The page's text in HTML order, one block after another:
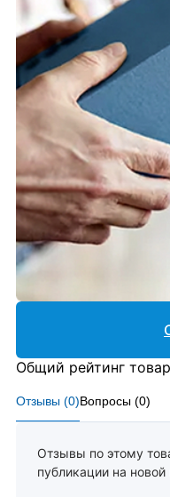
Отзывы (0)Вопросы (0)
Отзывы по этому
публикации на
Общий рейтинг